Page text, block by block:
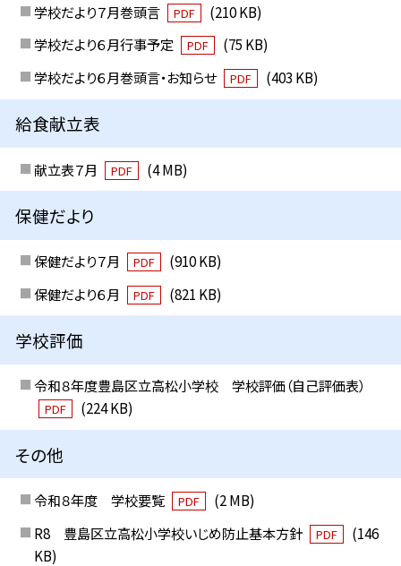
学校だより７月巻頭言
PDF
(210 KB)
学校だより６月行事予定
PDF
(75 KB)
学校だより６月巻頭言・お知らせ
PDF (403 KB)
給食献立表
献立表７月 PDF (4 MB)
保健だより
保健だより７月 PDF
(910 KB)
保健だより６月
PDF (821 KB)
学校評価
令和８年度豊島区立高松小学校 学校評価（自己評価表）
PDF (224 KB)
その他
令和８年度 学校要覧 PDF
(2 MB)
R8 豊島区立高松小学校いじめ防止基本方針
PDF
(146
KB)